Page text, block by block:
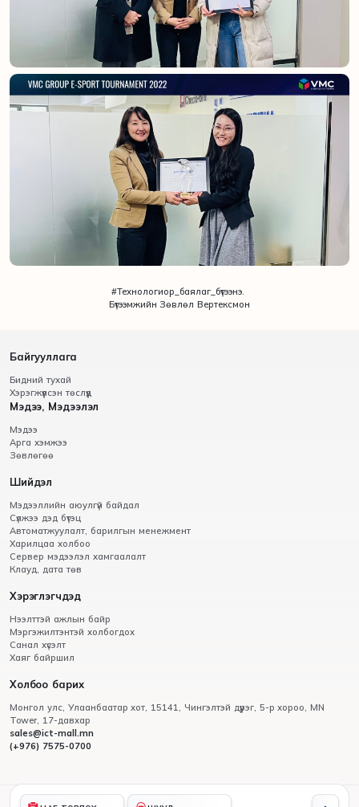
#Технологиор_баялаг_бүтээнэ.
Бүтээмжийн Зөвлөл Вертексмон
Байгууллага
Бидний тухай
Хэрэгжүүлсэн төслүүд
Мэдээ, Мэдээлэл
Мэдээ
Арга хэмжээ
Зөвлөгөө
Шийдэл
Мэдээллийн аюулгүй байдал
Сүлжээ дэд бүтэц
Автоматжуулалт, барилгын менежмент
Харилцаа холбоо
Сервер мэдээлэл хамгаалалт
Клауд, дата төв
Хэрэглэгчдэд
Нээлттэй ажлын байр
Мэргэжилтэнтэй холбогдох
Санал хүсэлт
Хаяг байршил
Холбоо барих
Монгол улс, Улаанбаатар хот, 15141, Чингэлтэй дүүрэг, 5-р хороо, МN
Tower, 17-давхар
sales@ict-mall.mn
(+976) 7575-0700
© 2012 - 2026 Вертексмон ХХК,